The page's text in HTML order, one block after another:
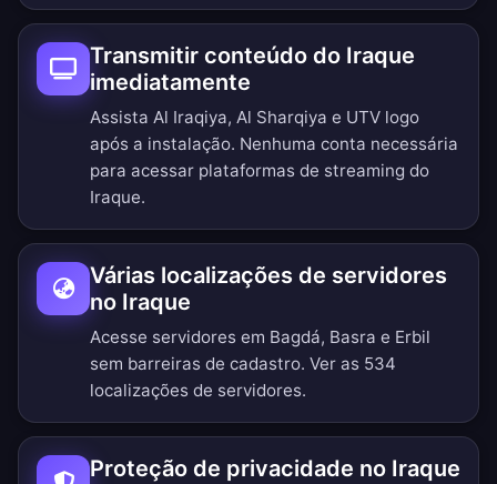
Transmitir conteúdo do Iraque
imediatamente
Assista Al Iraqiya, Al Sharqiya e UTV logo
após a instalação. Nenhuma conta necessária
para acessar plataformas de streaming do
Iraque.
Várias localizações de servidores
no Iraque
Acesse servidores em Bagdá, Basra e Erbil
sem barreiras de cadastro. Ver as 534
localizações de servidores.
Proteção de privacidade no Iraque